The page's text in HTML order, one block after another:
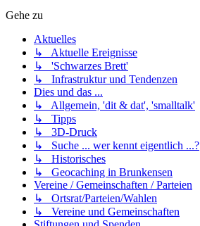
Gehe zu
Aktuelles
↳ Aktuelle Ereignisse
↳ 'Schwarzes Brett'
↳ Infrastruktur und Tendenzen
Dies und das ...
↳ Allgemein, 'dit & dat', 'smalltalk'
↳ Tipps
↳ 3D-Druck
↳ Suche ... wer kennt eigentlich ...?
↳ Historisches
↳ Geocaching in Brunkensen
Vereine / Gemeinschaften / Parteien
↳ Ortsrat/Parteien/Wahlen
↳ Vereine und Gemeinschaften